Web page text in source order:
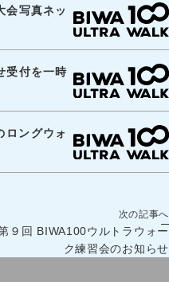
会写真ネッ
受付を一時
ロングウォ
次の記事へ
９回 BIWA100ウルトラウォー
ク練習会のお知らせ